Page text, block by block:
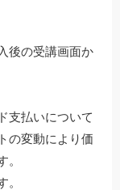
後の受講画面か
支払いについて
の変動により価
。
。